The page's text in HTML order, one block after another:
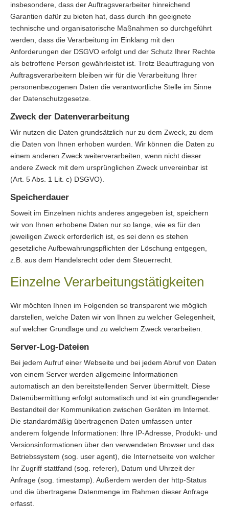
insbesondere, dass der Auftragsverarbeiter hinreichend
Garantien dafür zu bieten hat, dass durch ihn geeignete
technische und organisatorische Maßnahmen so durchgeführt
werden, dass die Verarbeitung im Einklang mit den
Anforderungen der DSGVO erfolgt und der Schutz Ihrer Rechte
als betroffene Person gewährleistet ist. Trotz Beauftragung von
Auftragsverarbeitern bleiben wir für die Verarbeitung Ihrer
personenbezogenen Daten die verantwortliche Stelle im Sinne
der Datenschutzgesetze.
Zweck der Datenverarbeitung
Wir nutzen die Daten grundsätzlich nur zu dem Zweck, zu dem
die Daten von Ihnen erhoben wurden. Wir können die Daten zu
einem anderen Zweck weiterverarbeiten, wenn nicht dieser
andere Zweck mit dem ursprünglichen Zweck unvereinbar ist
(Art. 5 Abs. 1 Lit. c) DSGVO).
Speicherdauer
Soweit im Einzelnen nichts anderes angegeben ist, speichern
wir von Ihnen erhobene Daten nur so lange, wie es für den
jeweiligen Zweck erforderlich ist, es sei denn es stehen
gesetzliche Aufbewahrungspflichten der Löschung entgegen,
z.B. aus dem Handelsrecht oder dem Steuerrecht.
Einzelne Verarbeitungstätigkeiten
Wir möchten Ihnen im Folgenden so transparent wie möglich
darstellen, welche Daten wir von Ihnen zu welcher Gelegenheit,
auf welcher Grundlage und zu welchem Zweck verarbeiten.
Server-Log-Dateien
Bei jedem Aufruf einer Webseite und bei jedem Abruf von Daten
von einem Server werden allgemeine Informationen
automatisch an den bereitstellenden Server übermittelt. Diese
Datenübermittlung erfolgt automatisch und ist ein grundlegender
Bestandteil der Kommunikation zwischen Geräten im Internet.
Die standardmäßig übertragenen Daten umfassen unter
anderem folgende Informationen: Ihre IP-Adresse, Produkt- und
Versionsinformationen über den verwendeten Browser und das
Betriebssystem (sog. user agent), die Internetseite von welcher
Ihr Zugriff stattfand (sog. referer), Datum und Uhrzeit der
Anfrage (sog. timestamp). Außerdem werden der http-Status
und die übertragene Datenmenge im Rahmen dieser Anfrage
erfasst.